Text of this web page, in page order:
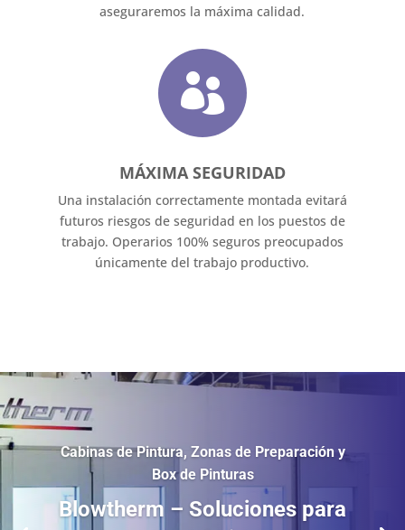
aseguraremos la máxima calidad.

MÁXIMA SEGURIDAD
Una instalación correctamente montada evitará
futuros riesgos de seguridad en los puestos de
trabajo. Operarios 100% seguros preocupados
únicamente del trabajo productivo.
Cabinas de Pintura, Zonas de Preparación y
Box de Pinturas
Blowtherm – Soluciones para